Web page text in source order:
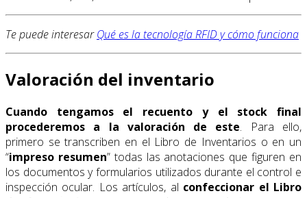
Te puede interesarQué es la tecnología RFID y cómo funciona
Valoración del inventario
Cuando tengamos el recuento y el stock final
procederemos a la valoración de este. Para ello,
primero se transcriben en el Libro de Inventarios o en un
“impreso resumen” todas las anotaciones que figuren en
los documentos y formularios utilizados durante el control e
inspección ocular. Los artículos, al confeccionar el Libro